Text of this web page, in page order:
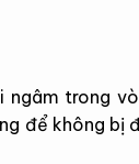
trong
để không bị